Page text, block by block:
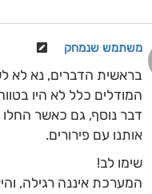
משתמש שנמחק
המודלים כלל לא היו
אותנו עם פירורים.
שימו לב!
המערכת איננה רגילה,